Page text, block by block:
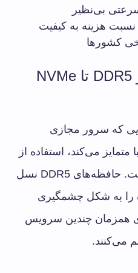
هزینه به کیفیت
کشورها
سخت‌افزار به‌روز از DDR5 تا NVMe
که سرور مجازی
متمایز می‌کند، استفاده از
جدیدترین سخت‌افزارها است. حافظه‌های DDR5 نسل
را به شکل چشمگیری
همزمان چندین سرویس
می‌کنند.